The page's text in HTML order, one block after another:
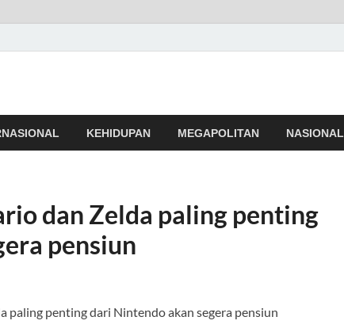
KEHIDUPAN MEGAPOLITAN NASIONAL
dan Zelda paling penting
pensiun